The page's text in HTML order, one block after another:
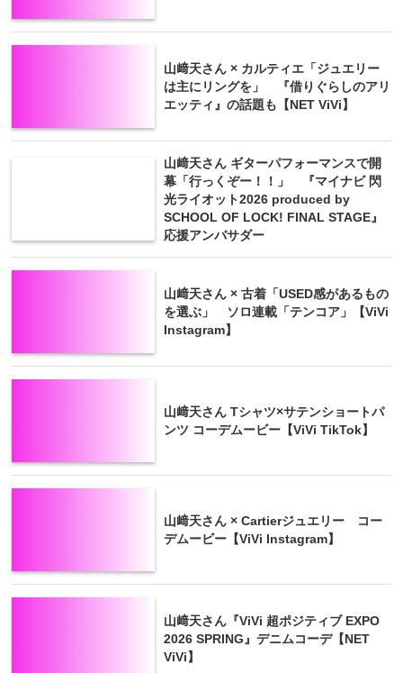
山﨑天さん × カルティエ「ジュエリー
は主にリングを」 『借りぐらしのアリ
エッティ』の話題も【NET ViVi】
山﨑天さん ギターパフォーマンスで開
幕「行っくぞー！！」 『マイナビ 閃
光ライオット2026 produced by
SCHOOL OF LOCK! FINAL STAGE』
応援アンバサダー
山﨑天さん × 古着「USED感があるもの
を選ぶ」 ソロ連載「テンコア」【ViVi
Instagram】
山﨑天さん Tシャツ×サテンショートパ
ンツ コーデムービー【ViVi TikTok】
山﨑天さん × Cartierジュエリー コー
デムービー【ViVi Instagram】
山﨑天さん『ViVi 超ポジティブ EXPO
2026 SPRING』デニムコーデ【NET
ViVi】